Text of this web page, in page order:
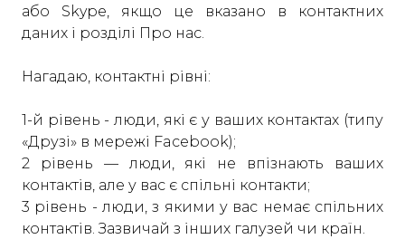
або Skype, якщо це вказано в контактних
даних і розділі Про нас.
Нагадаю, контактні рівні:
1-й рівень - люди, які є у ваших контактах (типу
«Друзі» в мережі Facebook);
2 рівень — люди, які не впізнають ваших
контактів, але у вас є спільні контакти;
3 рівень - люди, з якими у вас немає спільних
контактів. Зазвичай з інших галузей чи країн.